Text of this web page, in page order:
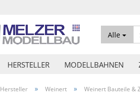
Alle
HERSTELLER MODELLBAHNEN
Hersteller » Weinert » Weinert Bauteile &